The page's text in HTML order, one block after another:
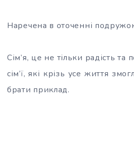
Наречена в оточенні
Сім’я, це не тільки радість
сім’ї, які крізь усе життя
брати приклад.